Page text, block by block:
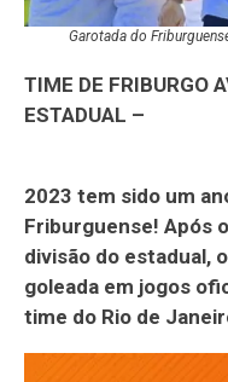
Garotada do
TIME DE FRIBURGO
ESTADUAL –
2023 tem sido um
Friburguense! Após
divisão do estadual,
goleada em jogos
time do Rio de